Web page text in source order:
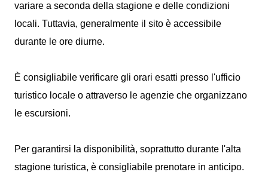
variare a seconda della stagione e delle condizioni
locali. Tuttavia, generalmente il sito è accessibile
durante le ore diurne.
È consigliabile verificare gli orari esatti presso l'ufficio
turistico locale o attraverso le agenzie che organizzano
le escursioni.
Per garantirsi la disponibilità, soprattutto durante l'alta
stagione turistica, è consigliabile prenotare in anticipo.